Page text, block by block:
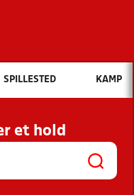
Hvad vil du søge efter?
OG NYHEDER
KLUBBER OG
SPILLESTED KAMP
et hold